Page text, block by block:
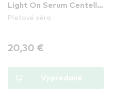
Light On Serum Centella
+ Vita C
Pleťové séra
20,30 €
Vypredané